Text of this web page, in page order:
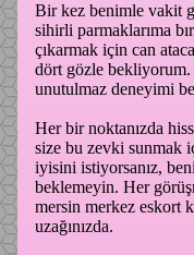
Bir kez benimle vakit
sihirli parmaklarıma
çıkarmak için can
dört gözle
unutulmaz deneyimi
Her bir noktanızda
size bu zevki sunmak
iyisini istiyorsanız,
beklemeyin. Her
mersin merkez eskort
uzağınızda.